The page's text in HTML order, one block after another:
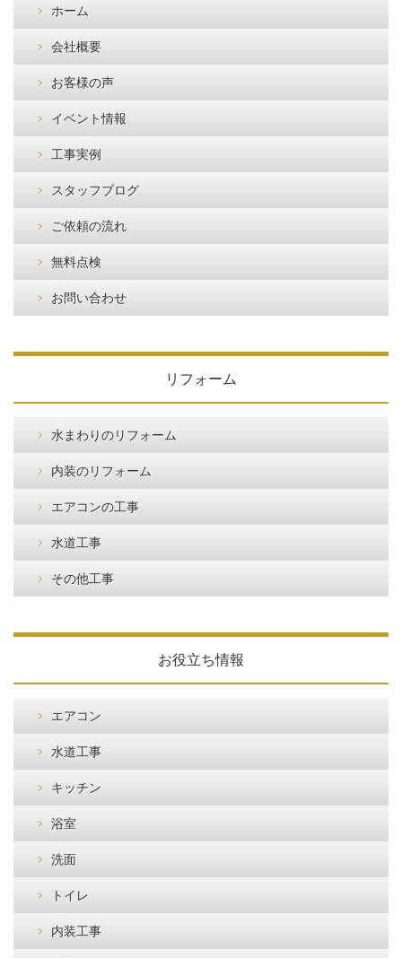
ホーム
会社概要
お客様の声
イベント情報
工事実例
スタッフブログ
ご依頼の流れ
無料点検
お問い合わせ
リフォーム
水まわりのリフォーム
内装のリフォーム
エアコンの工事
水道工事
その他工事
お役立ち情報
エアコン
水道工事
キッチン
浴室
洗面
トイレ
内装工事